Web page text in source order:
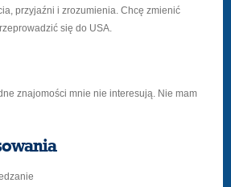
przyjaźni i zrozumienia. Chcę zmienić
się do USA.
znajomości mnie nie interesują. Nie mam